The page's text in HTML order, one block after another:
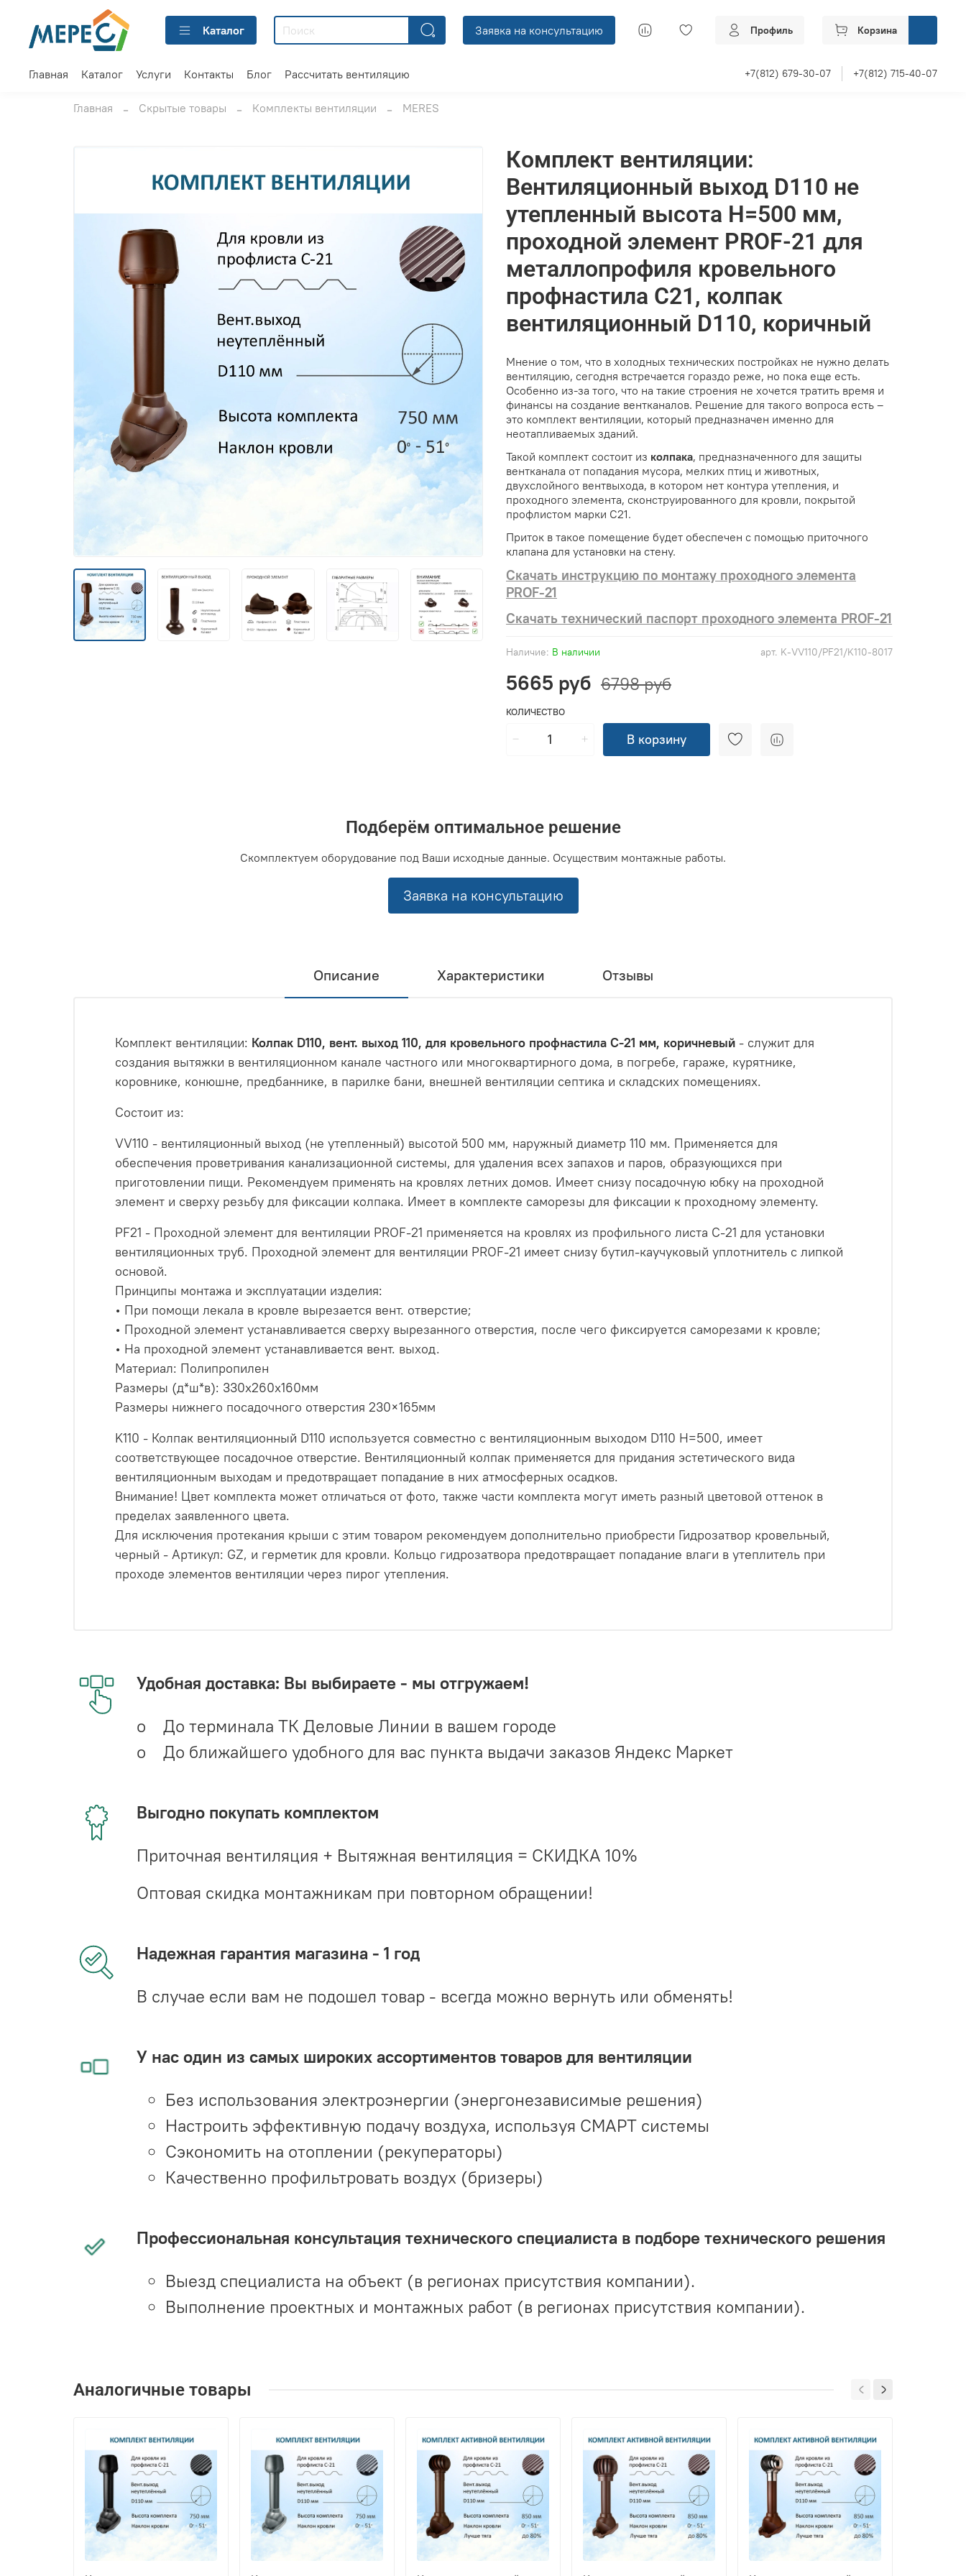
Каталог Заявка на консультацию Профиль Корзина
Главная Каталог Услуги Контакты Блог Рассчитать вентиляцию +7(812) 679-30-07 +7(812) 715-40-07
Главная Скрытые товары Комплекты вентиляции MERES
арт. K-VV110/PF21/K110-8017
Наличие: В наличии
Комплект вентиляции:
Вентиляционный выход D110 не
утепленный высота H=500 мм,
проходной элемент PROF-21 для
металлопрофиля кровельного
профнастила С21, колпак
вентиляционный D110, коричный
5665 руб 6798 руб
КОЛИЧЕСТВО
В корзину
Мнение о том, что в холодных технических постройках не нужно делать
вентиляцию, сегодня встречается гораздо реже, но пока еще есть.
Особенно из-за того, что на такие строения не хочется тратить время и
финансы на создание вентканалов. Решение для такого вопроса есть –
это комплект вентиляции, который предназначен именно для
неотапливаемых зданий.
Такой комплект состоит из колпака, предназначенного для защиты
вентканала от попадания мусора, мелких птиц и животных,
двухслойного вентвыхода, в котором нет контура утепления, и
проходного элемента, сконструированного для кровли, покрытой
профлистом марки С21.
Приток в такое помещение будет обеспечен с помощью приточного
клапана для установки на стену.
Скачать инструкцию по монтажу проходного элемента
PROF-21
Скачать технический паспорт проходного элемента PROF-21
Подберём оптимальное решение
Скомплектуем оборудование под Ваши исходные данные. Осуществим монтажные работы.
Заявка на консультацию
Описание Характеристики Отзывы
Комплект вентиляции: Колпак D110, вент. выход 110, для кровельного профнастила С-21 мм, коричневый - служит для
создания вытяжки в вентиляционном канале частного или многоквартирного дома, в погребе, гараже, курятнике,
коровнике, конюшне, предбаннике, в парилке бани, внешней вентиляции септика и складских помещениях.
Состоит из:
VV110 - вентиляционный выход (не утепленный) высотой 500 мм, наружный диаметр 110 мм. Применяется для
обеспечения проветривания канализационной системы, для удаления всех запахов и паров, образующихся при
приготовлении пищи. Рекомендуем применять на кровлях летних домов. Имеет снизу посадочную юбку на проходной
элемент и сверху резьбу для фиксации колпака. Имеет в комплекте саморезы для фиксации к проходному элементу.
PF21 - Проходной элемент для вентиляции PROF-21 применяется на кровлях из профильного листа С-21 для установки
вентиляционных труб. Проходной элемент для вентиляции PROF-21 имеет снизу бутил-каучуковый уплотнитель с липкой
основой.
Принципы монтажа и эксплуатации изделия:
• При помощи лекала в кровле вырезается вент. отверстие;
• Проходной элемент устанавливается сверху вырезанного отверстия, после чего фиксируется саморезами к кровле;
• На проходной элемент устанавливается вент. выход.
Материал: Полипропилен
Размеры (д*ш*в): 330х260х160мм
Размеры нижнего посадочного отверстия 230×165мм
K110 - Колпак вентиляционный D110 используется совместно с вентиляционным выходом D110 H=500, имеет
соответствующее посадочное отверстие. Вентиляционный колпак применяется для придания эстетического вида
вентиляционным выходам и предотвращает попадание в них атмосферных осадков.
Внимание! Цвет комплекта может отличаться от фото, также части комплекта могут иметь разный цветовой оттенок в
пределах заявленного цвета.
Для исключения протекания крыши с этим товаром рекомендуем дополнительно приобрести Гидрозатвор кровельный,
черный - Артикул: GZ, и герметик для кровли. Кольцо гидрозатвора предотвращает попадание влаги в утеплитель при
проходе элементов вентиляции через пирог утепления.
Удобная доставка: Вы выбираете - мы отгружаем!
o До терминала ТК Деловые Линии в вашем городе
o До ближайшего удобного для вас пункта выдачи заказов Яндекс Маркет
Выгодно покупать комплектом
Приточная вентиляция + Вытяжная вентиляция = СКИДКА 10%
Оптовая скидка монтажникам при повторном обращении!
Надежная гарантия магазина - 1 год
В случае если вам не подошел товар - всегда можно вернуть или обменять!
У нас один из самых широких ассортиментов товаров для вентиляции
Без использования электроэнергии (энергонезависимые решения)
Настроить эффективную подачу воздуха, используя СМАРТ системы
Сэкономить на отоплении (рекуператоры)
Качественно профильтровать воздух (бризеры)
Профессиональная консультация технического специалиста в подборе технического решения
Выезд специалиста на объект (в регионах присутствия компании).
Выполнение проектных и монтажных работ (в регионах присутствия компании).
Аналогичные товары